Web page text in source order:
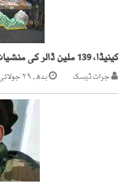
جرات ڈیسک بدھ, ۲۹ جولائی ۲۰۲۶